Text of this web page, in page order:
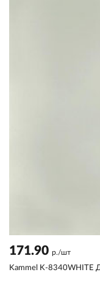
171.90 р./шт
Kammel K-8340WHITE